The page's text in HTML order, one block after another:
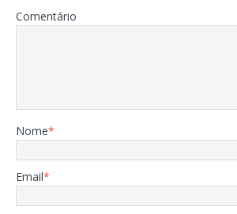
Comentário
Nome*
Email*